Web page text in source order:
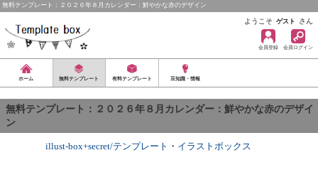
無料テンプレート：２０２６年８月カレンダー：鮮やかな赤のデザイン
ようこそ ゲスト さん
会員登録 会員ログイン
ホーム 無料テンプレート 有料テンプレート 豆知識・情報
無料テンプレート：２０２６年８月カレンダー：鮮やかな赤のデザイ
ン
illust-box+secret/テンプレート ・ イラストボックス